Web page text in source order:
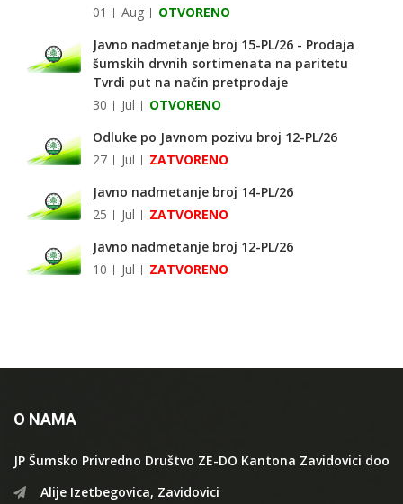
01
Aug
OTVORENO
Javno nadmetanje broj 15-PL/26 - Prodaja
šumskih drvnih sortimenata na paritetu
Tvrdi put na način pretprodaje
30
Jul
OTVORENO
Odluke po Javnom pozivu broj 12-PL/26
27
Jul
ZATVORENO
Javno nadmetanje broj 14-PL/26
25
Jul
ZATVORENO
Javno nadmetanje broj 12-PL/26
10
Jul ZATVORENO
O NAMA
JP Šumsko Privredno Društvo ZE-DO Kantona Zavidovici doo
Alije Izetbegovica, Zavidovici